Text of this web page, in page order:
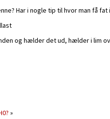
Har i nogle tip til hvor man få
og hælder det ud, hælder i lim
»